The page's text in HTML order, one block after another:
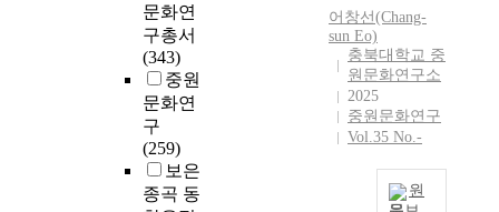
문화연
구총서
(343)
중원
문화연
구
(259)
보은
종곡 동
어창선(Chang-
sun Eo)
충북대학교 중
원문화연구소
2025
중원문화연구
Vol.35 No.-
원